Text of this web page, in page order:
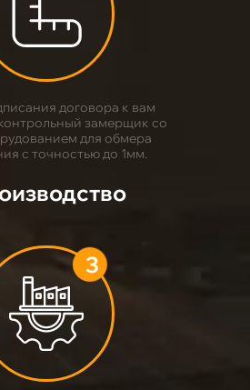
2
договора к вам
замерщик со
для обмера
с точностью до 1мм.
3